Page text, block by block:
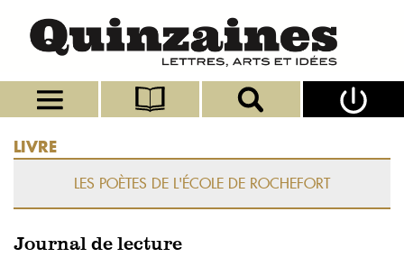
LIVRE
LES POÈTES DE L'ÉCOLE DE ROCHEFORT
Journal de lecture